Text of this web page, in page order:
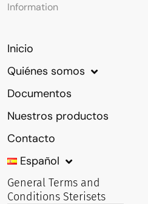
Information
Inicio
Quiénes somos
Documentos
Nuestros productos
Contacto
Español
General Terms and
Conditions Sterisets